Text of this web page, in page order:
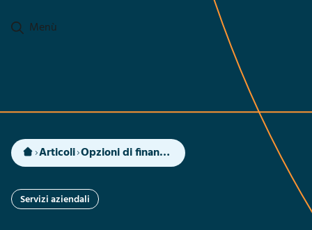
Menù
Articoli Opzioni di finanziamento per la tua filiale in India: azioni, ECB, prestito
Servizi aziendali